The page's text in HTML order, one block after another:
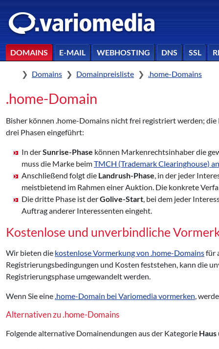
DOMAINS E-MAIL WEBHOSTING DNS SSL
HomeDomains Domainpreisliste .home-Domains
.home-Domain
Bisher können .home-Domains nicht frei registriert werden;
drei Phasen eingeführt:
In derSunrise-Phase können Markenrechtsinhaber die
muss die Marke beimTMCH (Trademark Clearinghouse)
Anschließend folgt die Landrush-Phase, in der jeder
meistbietend im Rahmen einer Auktion. Die konkrete
Die dritte Phase ist derGolive-Start, bei dem jeder
Auftrag anderer Interessenten eingeht.
Kostenlose und unverbindliche
Wir bieten die kostenlose Vormerkung von .home-Domainsfür
Registrierungsbedingungen und Kosten feststehen, kann die
Registrierungsphase umgewandelt werden.
Wenn Sie eine.home-Domain bei Variomedia vormerken,
Alternativen zu .home-Domains
Folgende alternative Domainendungen aus der Kategorie Haus